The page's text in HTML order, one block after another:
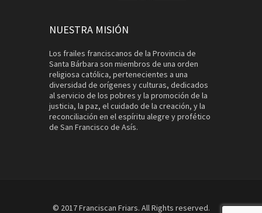
NUESTRA MISIÓN
Los frailes franciscanos de la Provincia de
Santa Bárbara son miembros de una orden
religiosa católica, pertenecientes a una
diversidad de orígenes y culturas, dedicados
al servicio de los pobres y la promoción de la
justicia, la paz, el cuidado de la creación, y la
reconciliación en el espíritu alegre y profético
de San Francisco de Asís.
© 2017 Franciscan Friars. All Rights reserved.